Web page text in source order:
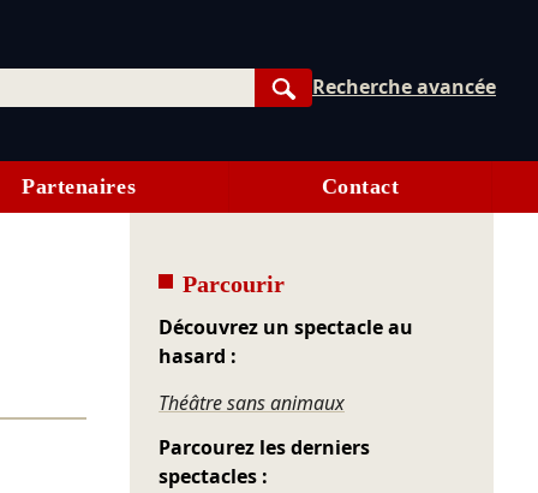
Rechercher
Recherche avancée
Partenaires Contact
Parcourir
Découvrez un spectacle au
hasard :
Théâtre sans animaux
Parcourez les derniers
spectacles :